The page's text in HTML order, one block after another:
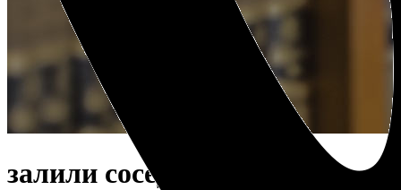
залили соседи Tag